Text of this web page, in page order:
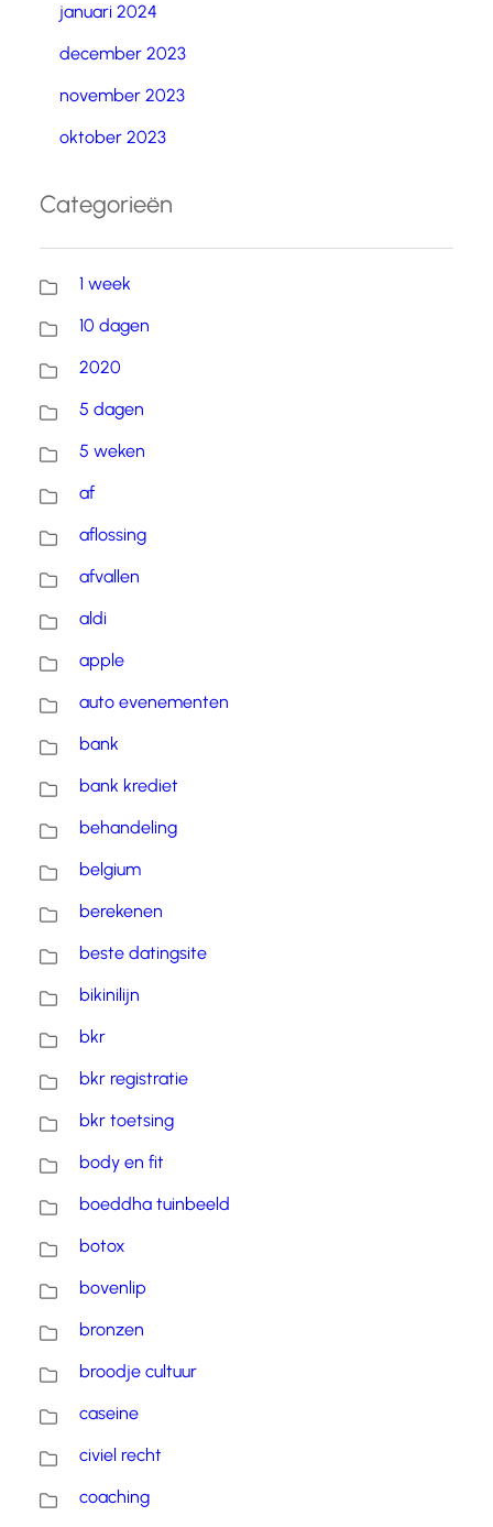
januari 2024
december 2023
november 2023
oktober 2023
Categorieën
1 week
10 dagen
2020
5 dagen
5 weken
af
aflossing
afvallen
aldi
apple
auto evenementen
bank
bank krediet
behandeling
belgium
berekenen
beste datingsite
bikinilijn
bkr
bkr registratie
bkr toetsing
body en fit
boeddha tuinbeeld
botox
bovenlip
bronzen
broodje cultuur
caseine
civiel recht
coaching